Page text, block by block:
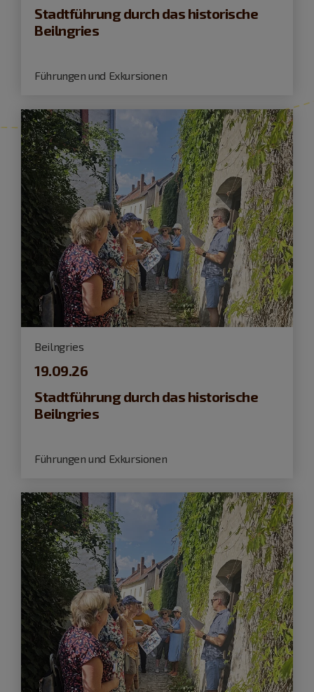
Stadtführung durch das historische
Beilngries
Führungen und Exkursionen
Beilngries
19.09.26
Stadtführung durch das historische
Beilngries
Führungen und Exkursionen